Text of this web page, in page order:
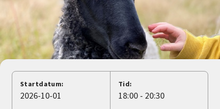
Starta studiecirkel
Cirkelledare
Nyheter
Avdelningar
Startdatum:
2026-10-01
Tid:
18:00 - 20:30